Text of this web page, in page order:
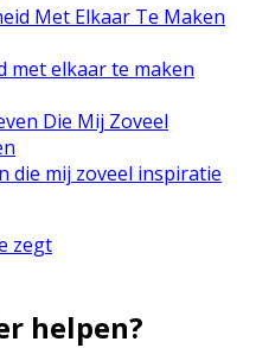
met elkaar te maken
die mij zoveel inspiratie
zegt
helpen?